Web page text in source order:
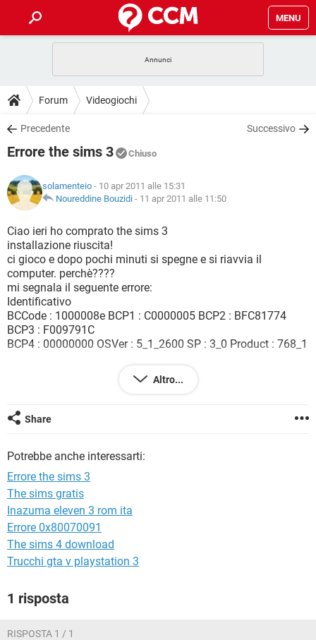
MENU
INTRATTENIMENTO
iOS
INSTAGRAM
TIKTOK
HARDWARE
GUIDE
COVID-19
INSTAGRAM WHATSAPP
TIKTOK
HARDWARE
DOWNLOAD
COVID-19
INTRATTENIMENTO
iOS WINDOWS 10
INSTAGRAM
TIKTOK
HARDWARE
COVID-19 GAMING
INTRATTENIMENTO
iOS
INSTAGRAM WHATSAPP
TIKTOK
HARDWARE
GLOSSARIO
COVID-19
INTRATTENIMENTO
iOS
INSTAGRAM
TIKTOK FACEBOOK
HARDWARE
Forum Videogiochi
Precedente Successivo
Errore the sims 3 Chiuso
solamenteio - 10 apr 2011 alle 15:31
Noureddine Bouzidi - 11 apr 2011 alle 11:50
Ciao ieri ho comprato the sims 3
installazione riuscita!
ci gioco e dopo pochi minuti si spegne e si riavvia il
computer. perchè????
mi segnala il seguente errore:
Identificativo
BCCode : 1000008e BCP1 : C0000005 BCP2 : BFC81774
BCP3 : F009791C
BCP4 : 00000000 OSVer : 5_1_2600 SP : 3_0 Product : 768_1
service pack 3
pentium 4
2,93 ghz, 1,00 gb di ram
nvidia geforce 62oo turbocache (tm)
cosa significa???
come posso risolvere il problema?
Altro...
Share
Potrebbe anche interessarti:
Errore the sims 3
The sims gratis
Inazuma eleven 3 rom ita
Errore 0x80070091
The sims 4 download
Trucchi gta v playstation 3
1 risposta
RISPOSTA 1 / 1